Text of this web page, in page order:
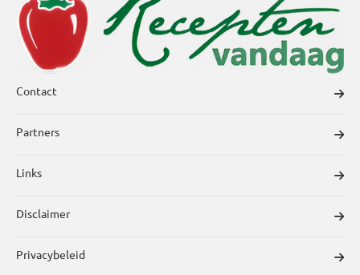
Contact
Partners
Links
Disclaimer
Privacybeleid